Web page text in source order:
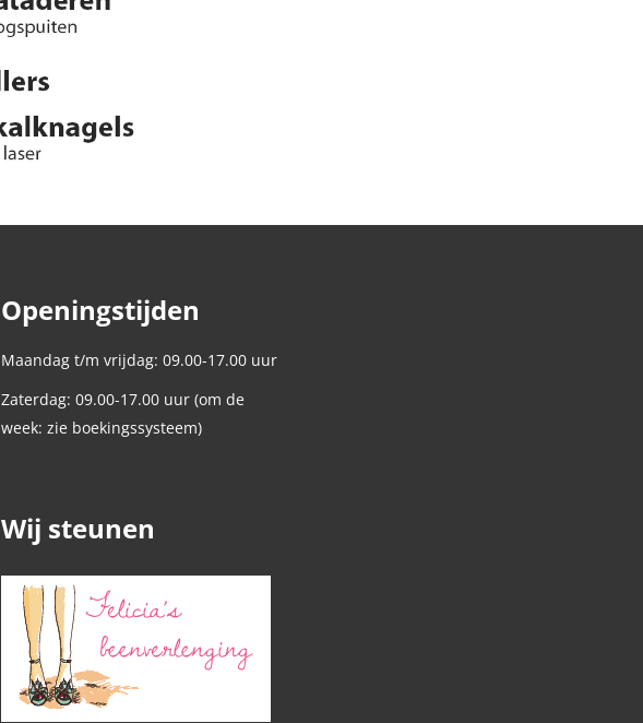
Openingstijden
Maandag t/m vrijdag: 09.00-17.00 uur
Zaterdag: 09.00-17.00 uur (om de
week: zie boekingssysteem)
Wij steunen